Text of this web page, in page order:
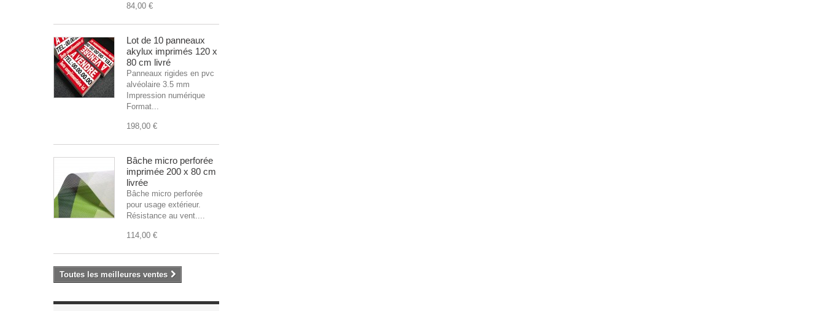
84,00 €
Lot de 10 panneaux
akylux imprimés 120 x
80 cm livré
Panneaux rigides en pvc
alvéolaire 3.5 mm
Impression numérique
Format...
198,00 €
Bâche micro perforée
imprimée 200 x 80 cm
livrée
Bâche micro perforée
pour usage extérieur.
Résistance au vent....
114,00 €
Toutes les meilleures ventes